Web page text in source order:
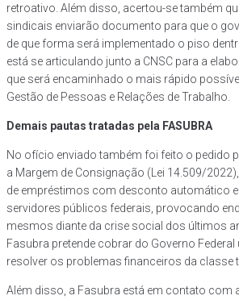
retroativo. Além disso, acertou-se também
sindicais enviarão documento para que o
de que forma será implementado o piso
está se articulando junto a CNSC para a
que será encaminhado o mais rápido
Gestão de Pessoas e Relações de Trabalho.
Demais pautas tratadas pela FASUBRA
No ofício enviado também foi feito o pedido
a Margem de Consignação (Lei 14.509/
de empréstimos com desconto automático
servidores públicos federais, provocando
mesmos diante da crise social dos últimos
Fasubra pretende cobrar do Governo
resolver os problemas financeiros da classe
Além disso, a Fasubra está em contato com